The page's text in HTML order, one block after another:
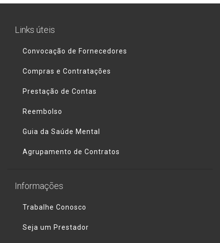
Links úteis
Convocação de Fornecedores
Compras e Contratações
Prestação de Contas
Reembolso
Guia da Saúde Mental
Agrupamento de Contratos
Informações
Trabalhe Conosco
Seja um Prestador